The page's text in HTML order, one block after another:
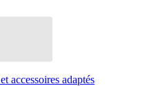
accessoires adaptés